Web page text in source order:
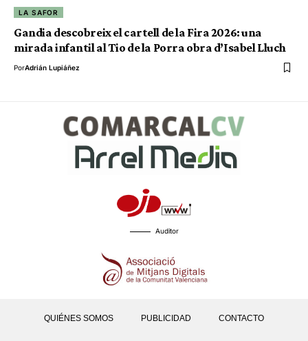
LA SAFOR
Gandia descobreix el cartell de la Fira 2026: una
mirada infantil al Tio de la Porra obra d’Isabel Lluch
PorAdrián Lupiáñez
Auditor
QUIÉNES SOMOS PUBLICIDAD CONTACTO